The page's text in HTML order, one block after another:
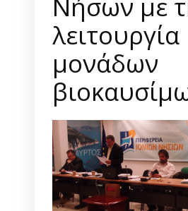
λειτουργία
μονάδων